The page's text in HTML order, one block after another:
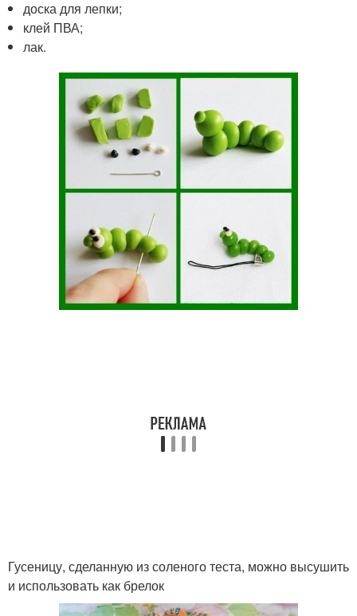
доска для лепки;
клей ПВА;
лак.
Гусеницу, сделанную из соленого теста, можно высушить
и использовать как брелок